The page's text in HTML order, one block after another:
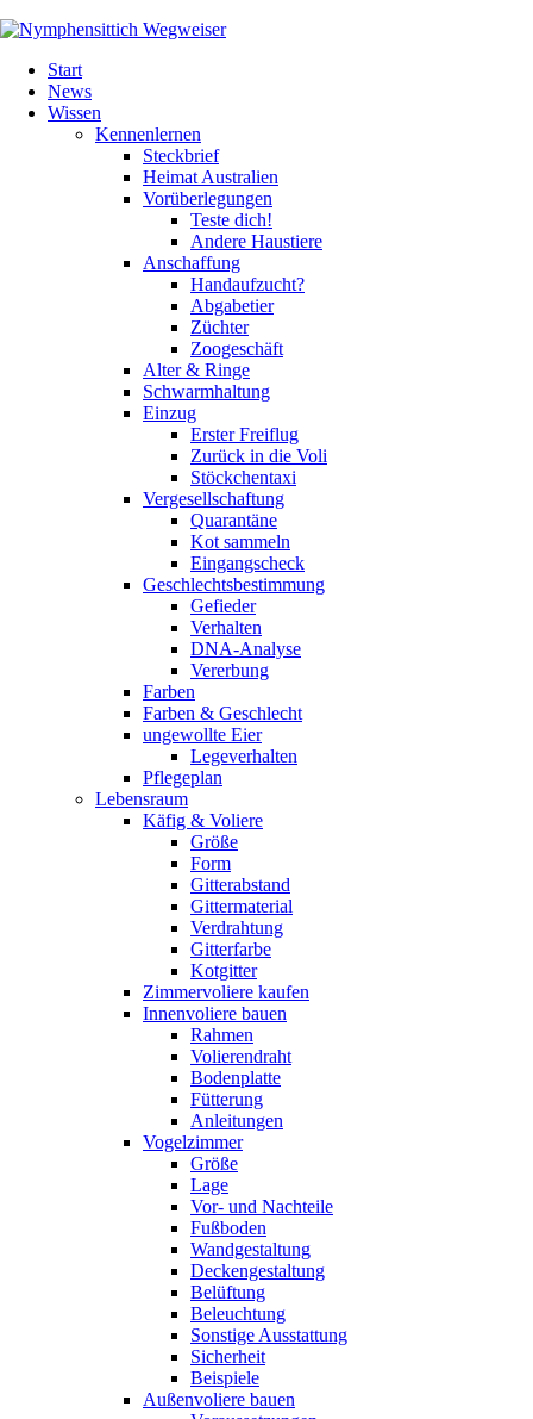
überspringen
Start
News
Wissen
Kennenlernen
Steckbrief
Heimat Australien
Vorüberlegungen
Teste dich!
Andere Haustiere
Anschaffung
Handaufzucht?
Abgabetier
Züchter
Zoogeschäft
Alter & Ringe
Schwarmhaltung
Einzug
Erster Freiflug
Zurück in die Voli
Stöckchentaxi
Vergesellschaftung
Quarantäne
Kot sammeln
Eingangscheck
Geschlechtsbestimmung
Gefieder
Verhalten
DNA-Analyse
Vererbung
Farben
Farben & Geschlecht
ungewollte Eier
Legeverhalten
Pflegeplan
Lebensraum
Käfig & Voliere
Größe
Form
Gitterabstand
Gittermaterial
Verdrahtung
Gitterfarbe
Kotgitter
Zimmervoliere kaufen
Innenvoliere bauen
Rahmen
Volierendraht
Bodenplatte
Fütterung
Anleitungen
Vogelzimmer
Größe
Lage
Vor- und Nachteile
Fußboden
Wandgestaltung
Deckengestaltung
Belüftung
Beleuchtung
Sonstige Ausstattung
Sicherheit
Beispiele
Außenvoliere bauen